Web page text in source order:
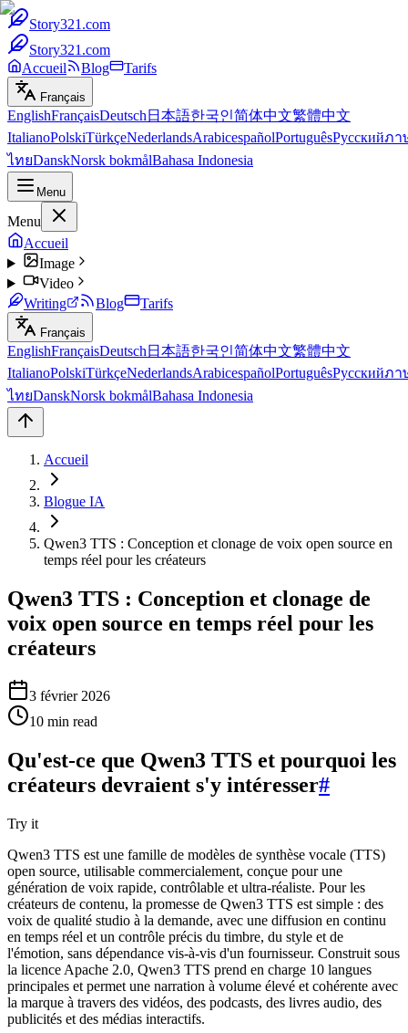
Story321.com
Story321.com
Accueil
Blog Tarifs
Français
EnglishFrançaisDeutsch 日本語한국인简体中文繁體中文
ItalianoPolskiTürkçeNederlandsArabicespañolPortuguêsРусскийภา
ไทยDanskNorsk bokmålBahasa Indonesia
Menu
Menu
Accueil
Image
Video
Writing
Blog Tarifs
Français
EnglishFrançaisDeutsch 日本語한국인简体中文繁體中文
ItalianoPolskiTürkçeNederlandsArabicespañolPortuguêsРусскийภา
ไทยDanskNorsk bokmålBahasa Indonesia
Accueil
Blogue IA
Qwen3 TTS : Conception et clonage de voix open source en
temps réel pour les créateurs
Qwen3 TTS : Conception et clonage de
voix open source en temps réel pour les
créateurs
3 février 2026
10 min read
Qu'est-ce que Qwen3 TTS et pourquoi les
créateurs devraient s'y intéresser#
Try it
Qwen3 TTS est une famille de modèles de synthèse vocale (TTS)
open source, utilisable commercialement, conçue pour une
génération de voix rapide, contrôlable et ultra-réaliste. Pour les
créateurs de contenu, la promesse de Qwen3 TTS est simple : des
voix de qualité studio à la demande, avec une diffusion en continu
en temps réel et un contrôle précis du timbre, du style et de
l'émotion, sans dépendance vis-à-vis d'un fournisseur. Construit sous
la licence Apache 2.0, Qwen3 TTS prend en charge 10 langues
principales et permet une narration à volume élevé et cohérente avec
la marque à travers des vidéos, des podcasts, des livres audio, des
publicités et des médias interactifs.